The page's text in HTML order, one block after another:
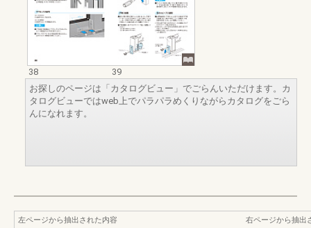
38
39
お探しのページは「カタログビュー」でごらんいただけます。カ
タログビューではweb上でパラパラめくりながらカタログをごら
んになれます。
左ページから抽出された内容
右ページから抽出